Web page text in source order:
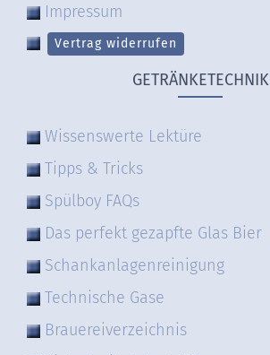
Impressum
Vertrag widerrufen
GETRÄNKETECHNIK
Wissenswerte Lektüre
Tipps & Tricks
Spülboy FAQs
Das perfekt gezapfte Glas Bier
Schankanlagenreinigung
Technische Gase
Brauereiverzeichnis